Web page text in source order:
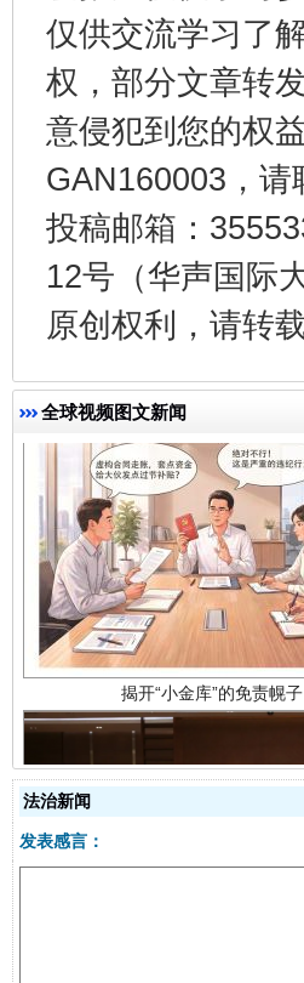
仅供交流学习了
权，部分文章转
意侵犯到您的权
GAN160003，
投稿邮箱：
12号（华声国际
原创权利，请转
全球视频图文新闻
千年窑火 生生不息
揭开“小金库”的免责幌子
法治新闻
发表感言：